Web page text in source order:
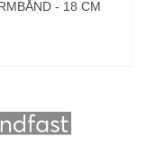
- 18 CM